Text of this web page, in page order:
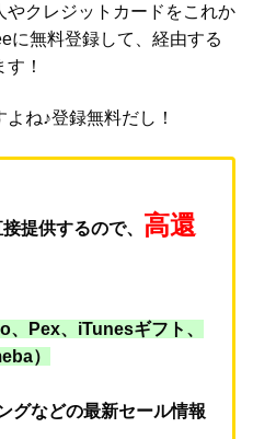
クレジットカードをこれか
に無料登録して、経由する
！
ね♪登録無料だし！
提供するので、 高還
Pex、iTunesギフト、
）
グなどの最新セール情報